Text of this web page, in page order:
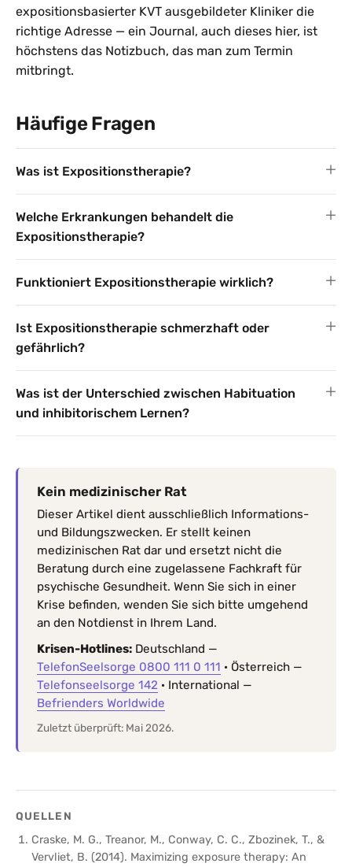
expositionsbasierter KVT ausgebildeter Kliniker die
richtige Adresse — ein Journal, auch dieses hier, ist
höchstens das Notizbuch, das man zum Termin
mitbringt.
Häufige Fragen
Was ist Expositionstherapie?
Welche Erkrankungen behandelt die
Expositionstherapie?
Funktioniert Expositionstherapie wirklich?
Ist Expositionstherapie schmerzhaft oder
gefährlich?
Was ist der Unterschied zwischen Habituation
und inhibitorischem Lernen?
Kein medizinischer Rat
Dieser Artikel dient ausschließlich Informations-
und Bildungszwecken. Er stellt keinen
medizinischen Rat dar und ersetzt nicht die
Beratung durch eine zugelassene Fachkraft für
psychische Gesundheit. Wenn Sie sich in einer
Krise befinden, wenden Sie sich bitte umgehend
an den Notdienst in Ihrem Land.
Krisen-Hotlines: Deutschland —
TelefonSeelsorge 0800 111 0 111 · Österreich —
Telefonseelsorge 142 · International —
Befrienders Worldwide
Zuletzt überprüft: Mai 2026.
QUELLEN
Craske, M. G., Treanor, M., Conway, C. C., Zbozinek, T., &
Vervliet, B. (2014). Maximizing exposure therapy: An